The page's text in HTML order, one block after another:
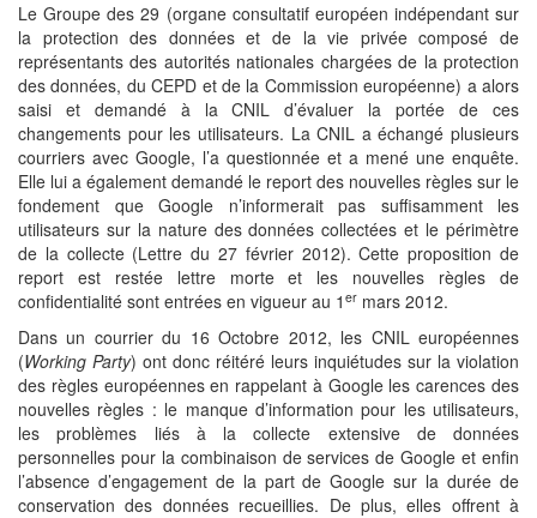
Le Groupe des 29 (organe consultatif européen indépendant sur
la protection des données et de la vie privée composé de
représentants des autorités nationales chargées de la protection
des données, du CEPD et de la Commission européenne) a alors
saisi et demandé à la CNIL d’évaluer la portée de ces
changements pour les utilisateurs. La CNIL a échangé plusieurs
courriers avec Google, l’a questionnée et a mené une enquête.
Elle lui a également demandé le report des nouvelles règles sur le
fondement que Google n’informerait pas suffisamment les
utilisateurs sur la nature des données collectées et le périmètre
de la collecte (Lettre du 27 février 2012). Cette proposition de
report est restée lettre morte et les nouvelles règles de
confidentialité sont entrées en vigueur au 1 er mars 2012.
Dans un courrier du 16 Octobre 2012, les CNIL européennes
(Working Party) ont donc réitéré leurs inquiétudes sur la violation
des règles européennes en rappelant à Google les carences des
nouvelles règles : le manque d’information pour les utilisateurs,
les problèmes liés à la collecte extensive de données
personnelles pour la combinaison de services de Google et enfin
l’absence d’engagement de la part de Google sur la durée de
conservation des données recueillies. De plus, elles offrent à